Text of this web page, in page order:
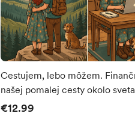
Cestujem, lebo môžem. Finančný príbeh
našej pomalej cesty okolo sveta
€12.99